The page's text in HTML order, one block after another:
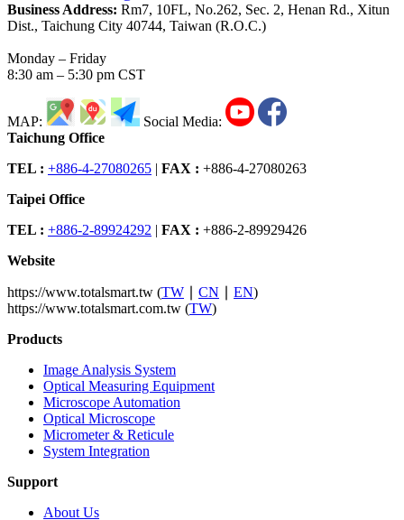
Business Address: Rm7, 10FL, No.262, Sec. 2, Henan Rd., Xitun
Dist., Taichung City 40744, Taiwan (R.O.C.)
Monday – Friday
8:30 am – 5:30 pm CST
MAP:
Social Media:
Taichung Office
TEL : +886-4-27080265 | FAX : +886-4-27080263
Taipei Office
TEL : +886-2-89924292 | FAX : +886-2-89929426
Website
https://www.totalsmart.tw (TW CN EN)
https://www.totalsmart.com.tw (TW)
Products
Image Analysis System
Optical Measuring Equipment
Microscope Automation
Optical Microscope
Micrometer & Reticule
System Integration
Support
About Us